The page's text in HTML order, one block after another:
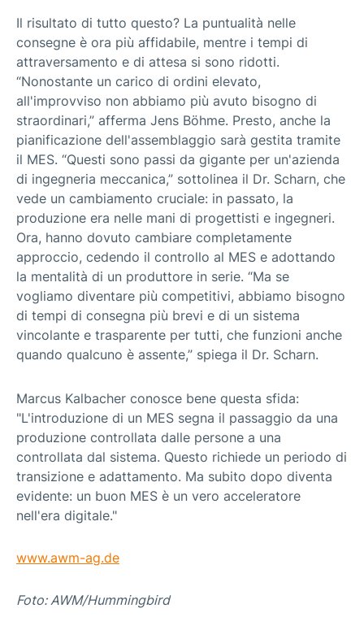
Il risultato di tutto questo? La puntualità nelle
consegne è ora più affidabile, mentre i tempi di
attraversamento e di attesa si sono ridotti.
“Nonostante un carico di ordini elevato,
all'improvviso non abbiamo più avuto bisogno di
straordinari,” afferma Jens Böhme. Presto, anche la
pianificazione dell'assemblaggio sarà gestita tramite
il MES. “Questi sono passi da gigante per un'azienda
di ingegneria meccanica,” sottolinea il Dr. Scharn, che
vede un cambiamento cruciale: in passato, la
produzione era nelle mani di progettisti e ingegneri.
Ora, hanno dovuto cambiare completamente
approccio, cedendo il controllo al MES e adottando
la mentalità di un produttore in serie. “Ma se
vogliamo diventare più competitivi, abbiamo bisogno
di tempi di consegna più brevi e di un sistema
vincolante e trasparente per tutti, che funzioni anche
quando qualcuno è assente,” spiega il Dr. Scharn.
Marcus Kalbacher conosce bene questa sfida:
"L'introduzione di un MES segna il passaggio da una
produzione controllata dalle persone a una
controllata dal sistema. Questo richiede un periodo di
transizione e adattamento. Ma subito dopo diventa
evidente: un buon MES è un vero acceleratore
nell'era digitale."
www.awm-ag.de
Foto: AWM/Hummingbird